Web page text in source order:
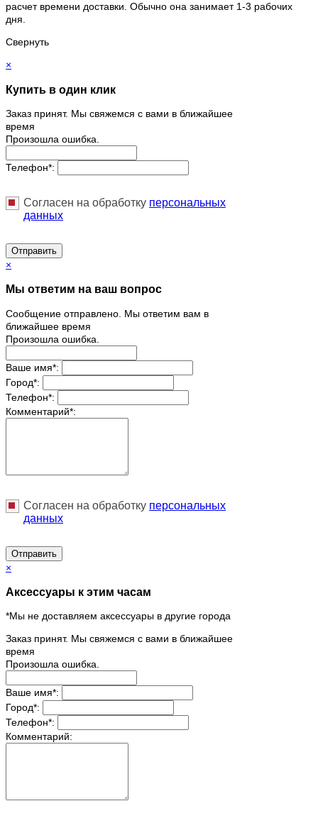
расчет времени доставки. Обычно она занимает 1-3 рабочих
дня.
Свернуть
×
Купить в один клик
Заказ принят. Мы свяжемся с вами в ближайшее
время
Произошла ошибка.
Телефон*:
Согласен на обработку персональныx
данных
Отправить
×
Мы ответим на ваш вопрос
Сообщение отправлено. Мы ответим вам в
ближайшее время
Произошла ошибка.
Ваше имя*:
Город*:
Телефон*:
Комментарий*:
Согласен на обработку персональныx
данных
Отправить
×
Аксессуары к этим часам
*Мы не доставляем аксессуары в другие города
Заказ принят. Мы свяжемся с вами в ближайшее
время
Произошла ошибка.
Ваше имя*:
Город*:
Телефон*:
Комментарий: